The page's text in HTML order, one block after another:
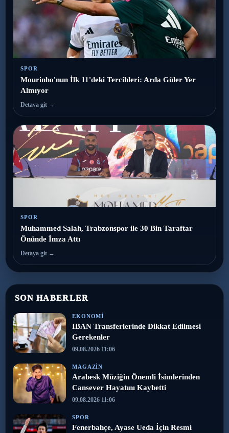
SPOR
Mourinho'nun İlk 11'deki Tercihleri: Arda Güler Yer
Almıyor
Detaya git →
SPOR
Muhammed Salah, Trabzonspor ile 30 Bin Taraftar
Önünde İmza Attı
Detaya git →
SON HABERLER
EKONOMI
IBAN Transferlerinde Dikkat Edilmesi
Gerekenler
09.08.2026 11:06
MAGAZIN
Arabesk Müziğin Önemli İsimlerinden
Cansever Hayatını Kaybetti
09.08.2026 11:06
SPOR
Fenerbahçe, Ayase Ueda İçin Resmi